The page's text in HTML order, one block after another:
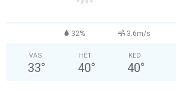
32% 3.6m/s
VAS
33°
HÉT
40°
KED
40°